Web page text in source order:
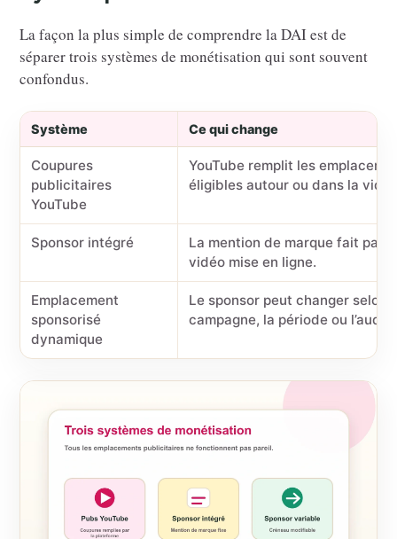
La façon la plus simple de comprendre la DAI est de
séparer trois systèmes de monétisation qui sont souvent
confondus.
Système Ce qui change
Coupures
publicitaires
YouTube
YouTube remplit les
éligibles autour ou dans la
Sponsor intégré
La mention de marque fait
vidéo mise en ligne.
Emplacement
sponsorisé
dynamique
Le sponsor peut changer selon
campagne, la période ou